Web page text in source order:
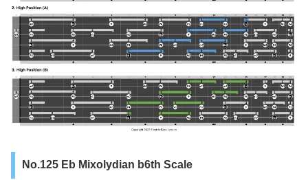
No.125 Eb Mixolydian b6th Scale